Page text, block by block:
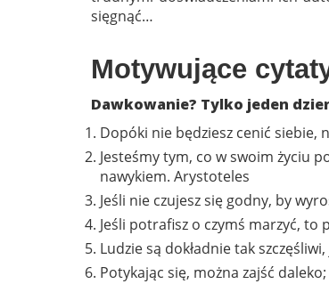
sięgnąć…
Motywujące
Dawkowanie? Tylko jeden
Dopóki nie będziesz cenić siebie,
Jesteśmy tym, co w swoim życiu
nawykiem. Arystoteles
Jeśli nie czujesz się godny, by
Jeśli potrafisz o czymś marzyć, to
Ludzie są dokładnie tak
Potykając się, można zajść